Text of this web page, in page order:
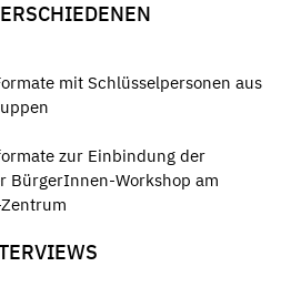
mit Schlüsselpersonen aus
zur Einbindung der
BürgerInnen-Workshop am